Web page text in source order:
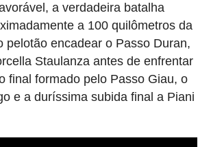
a verdadeira batalha
a 100 quilômetros da
pelotão encadear o Passo Duran,
Staulanza antes de enfrentar
final formado pelo Passo Giau, o
e a duríssima subida final a Piani